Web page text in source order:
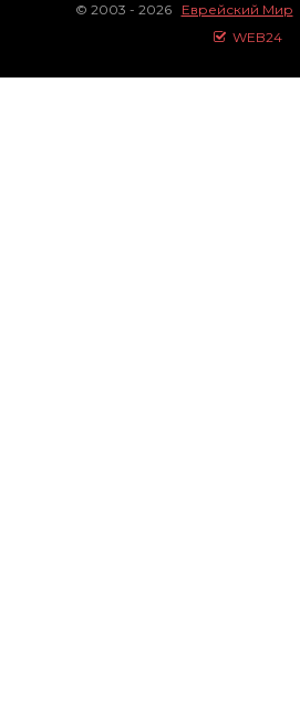
© 2003 - 2026 Еврейский Мир
WEB24